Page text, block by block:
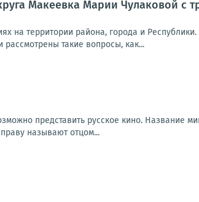
Макеевка Марии Чулаковой с
на территории района, города и
такие вопросы, как...
представить русское кино. Название
называют отцом...